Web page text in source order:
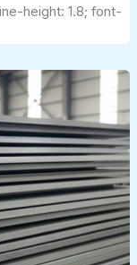
height: 1.8; font-